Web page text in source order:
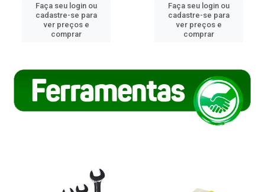
Faça seu login ou
cadastre-se para
ver preços e
comprar
Faça seu login ou
cadastre-se para
ver preços e
comprar